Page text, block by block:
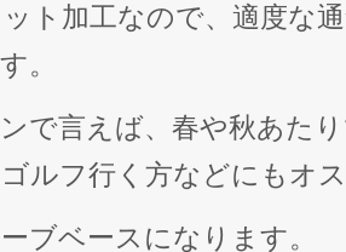
ット加工なので、適度な
。
で言えば、春や秋あた
ルフ行く方などにもオ
ブベースになります。